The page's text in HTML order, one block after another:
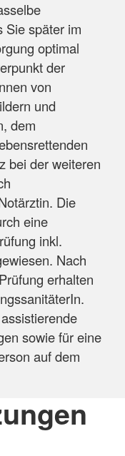
Sie später im
optimal
der
von
und
dem
bei der weiteren
Die
eine
inkl.
Nach
erhalten
sowie für eine
auf dem